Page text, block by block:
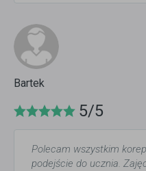
Bartek
5/5
Polecam wszystkim
podejście do ucznia.